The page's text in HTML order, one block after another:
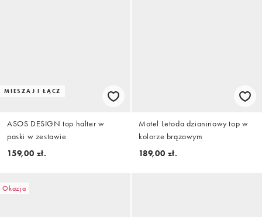
MIESZAJ I ŁĄCZ
ASOS DESIGN top halter w
paski w zestawie
159,00 zł.
Motel Letoda dzianinowy top w
kolorze brązowym
189,00 zł.
Okazja